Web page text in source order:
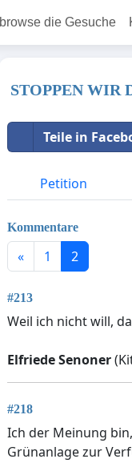
browse die Gesuche
STOPPEN WIR
Teile in
Petition
Kommentare
« 1 2
#213
Weil ich nicht will,
Elfriede Senoner
#218
Ich der Meinung
Grünanlage zur